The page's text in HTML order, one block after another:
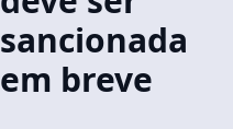
sancionada
em breve